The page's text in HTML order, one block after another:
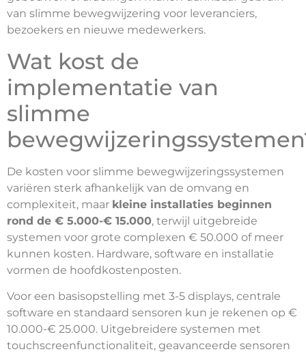
van slimme bewegwijzering voor leveranciers,
bezoekers en nieuwe medewerkers.
Wat kost de
implementatie van
slimme
De kosten voor slimme bewegwijzeringssystemen
variëren sterk afhankelijk van de omvang en
complexiteit, maar kleine installaties beginnen
rond de € 5.000-€ 15.000, terwijl uitgebreide
systemen voor grote complexen € 50.000 of meer
kunnen kosten. Hardware, software en installatie
vormen de hoofdkostenposten.
Voor een basisopstelling met 3-5 displays, centrale
software en standaard sensoren kun je rekenen op €
10.000-€ 25.000. Uitgebreidere systemen met
touchscreenfunctionaliteit, geavanceerde sensoren